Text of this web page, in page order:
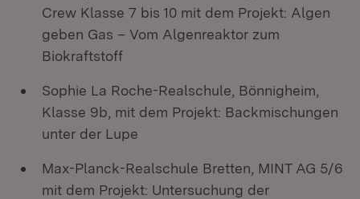
Crew Klasse 7 bis 10 mit dem Projekt: Algen
geben Gas – Vom Algenreaktor zum
Biokraftstoff
Sophie La Roche-Realschule, Bönnigheim,
Klasse 9b, mit dem Projekt: Backmischungen
unter der Lupe
Max-Planck-Realschule Bretten, MINT AG 5/6
mit dem Projekt: Untersuchung der